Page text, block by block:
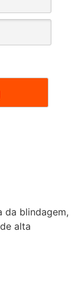
da blindagem,
alta